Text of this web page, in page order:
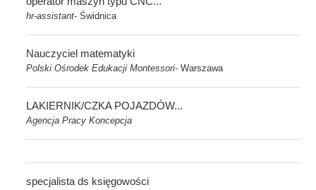
hr-assistant-Świdnica
Nauczyciel matematyki
Polski Ośrodek Edukacji Montessori-Warszawa
LAKIERNIK/CZKA POJAZDÓW...
Agencja Pracy Koncepcja
specjalista ds księgowości